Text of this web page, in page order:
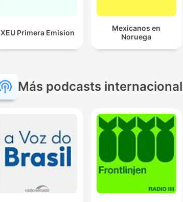
XEU Primera Emision
Mexicanos en
Noruega
Más podcasts